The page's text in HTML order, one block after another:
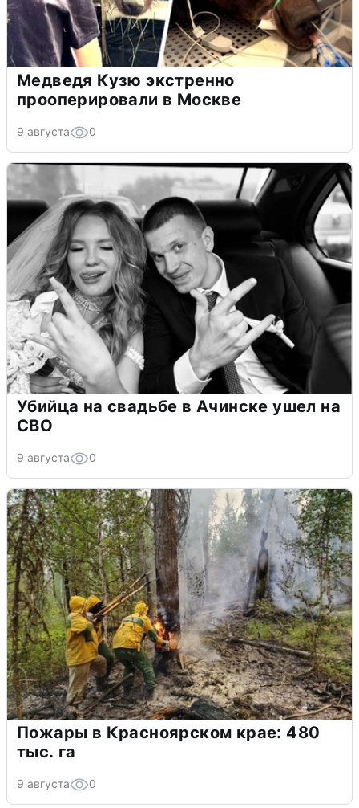
Медведя Кузю экстренно
прооперировали в Москве
9 августа 0
Убийца на свадьбе в Ачинске ушел на
СВО
9 августа 0
Пожары в Красноярском крае: 480
тыс. га
9 августа 0